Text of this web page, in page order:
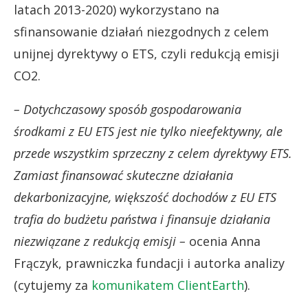
latach 2013-2020) wykorzystano na
sfinansowanie działań niezgodnych z celem
unijnej dyrektywy o ETS, czyli redukcją emisji
CO2.
– Dotychczasowy sposób gospodarowania
środkami z EU ETS jest nie tylko nieefektywny, ale
przede wszystkim sprzeczny z celem dyrektywy ETS.
Zamiast finansować skuteczne działania
dekarbonizacyjne, większość dochodów z EU ETS
trafia do budżetu państwa i finansuje działania
niezwiązane z redukcją emisji – ocenia Anna
Frączyk, prawniczka fundacji i autorka analizy
(cytujemy za komunikatem ClientEarth).